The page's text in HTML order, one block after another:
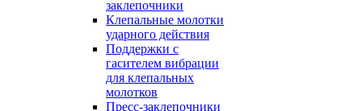
заклепочники
Клепальные молотки
ударного действия
Поддержки с
гасителем вибрации
для клепальных
молотков
Пресс-заклепочники